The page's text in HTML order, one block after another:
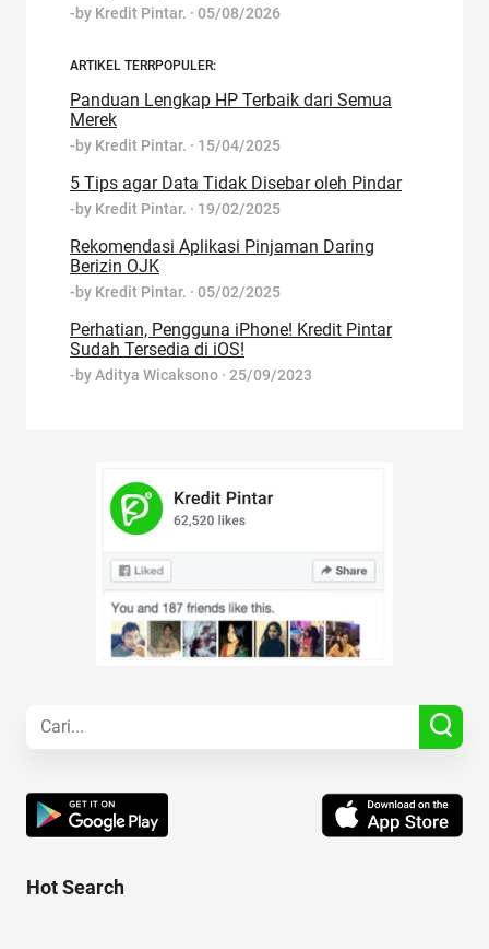
-by Kredit Pintar. · 05/08/2026
ARTIKEL TERRPOPULER:
Panduan Lengkap HP Terbaik dari Semua
Merek
-by Kredit Pintar. · 15/04/2025
5 Tips agar Data Tidak Disebar oleh Pindar
-by Kredit Pintar. · 19/02/2025
Rekomendasi Aplikasi Pinjaman Daring
Berizin OJK
-by Kredit Pintar. · 05/02/2025
Perhatian, Pengguna iPhone! Kredit Pintar
Sudah Tersedia di iOS!
-byAditya Wicaksono · 25/09/2023
Hot Search